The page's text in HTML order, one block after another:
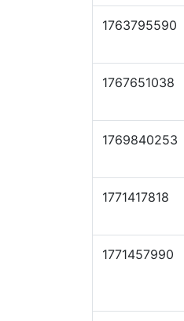
1763795590
1767651038
1769840253
1771417818
1771457990